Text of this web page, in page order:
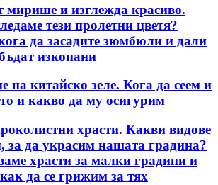
мирише и изглежда красиво.
тези пролетни цветя?
да засадите зюмбюли и дали
изкопани
на китайско зеле. Кога да сеем и
и какво да му осигурим
храсти. Какви видове
за да украсим нашата градина?
храсти за малки градини и
да се грижим за тях